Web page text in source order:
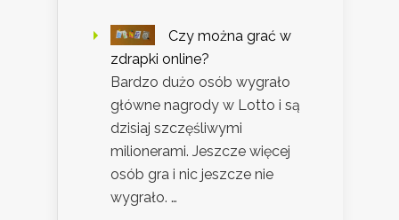
Czy można grać w
zdrapki online?
Bardzo dużo osób wygrało
główne nagrody w Lotto i są
dzisiaj szczęśliwymi
milionerami. Jeszcze więcej
osób gra i nic jeszcze nie
wygrało. …